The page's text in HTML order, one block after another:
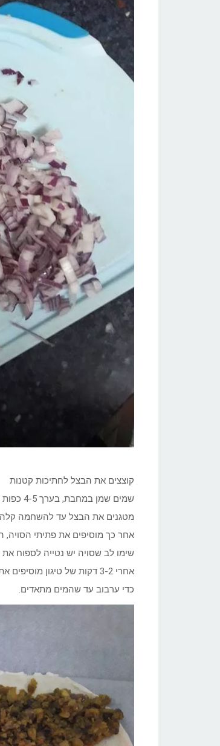
קוצצים את הבצל לחתיכות קטנות
שמים שמן במחבת, בערך 4-5 כפות ומוסיפים את הבצל.
מטגנים את הבצל עד להשחמה
אחר כך מוסיפים את פתיתי הסויה,
שימו לב שסויה יש נטייה לספוח
אחרי 3-2 דקות של טיגון
כדי ערבוב עד שהמים מתאדים.